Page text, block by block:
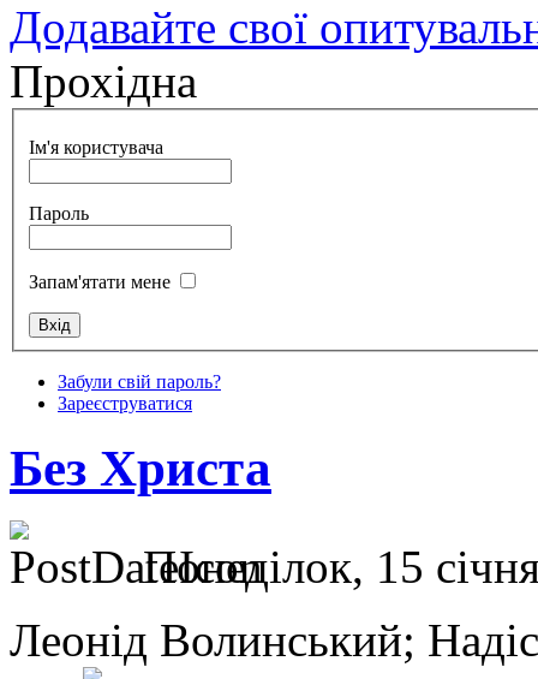
Додавайте свої
Прохідна
Ім'я користувача
Пароль
Запам'ятати мене
Забули свій пароль?
Зареєструватися
Без Христа
Понеділок, 15
Леонід Волинський;